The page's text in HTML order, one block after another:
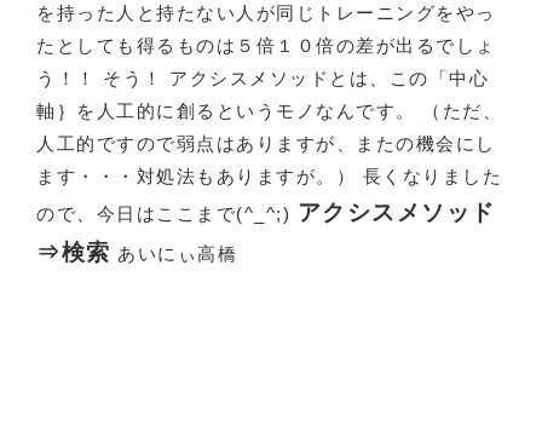
を持った人と持たない人が同じトレーニングをやっ
たとしても得るものは５倍１０倍の差が出るでしょ
う！！ そう！ アクシスメソッドとは、この「中心
軸｝を人工的に創るというモノなんです。 （ただ、
人工的ですので弱点はありますが、またの機会にし
ます・・・対処法もありますが。） 長くなりました
ので、今日はここまで(^_^;) アクシスメソッド
⇒検索 あいにぃ高橋